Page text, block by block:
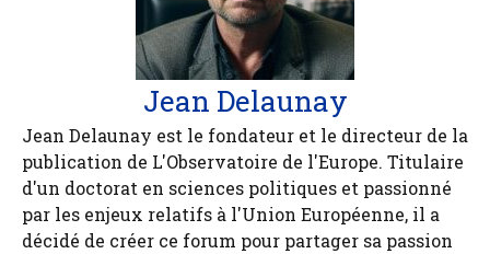
Jean Delaunay
Jean Delaunay est le fondateur et le directeur de la
publication de L'Observatoire de l'Europe. Titulaire
d'un doctorat en sciences politiques et passionné
par les enjeux relatifs à l'Union Européenne, il a
décidé de créer ce forum pour partager sa passion